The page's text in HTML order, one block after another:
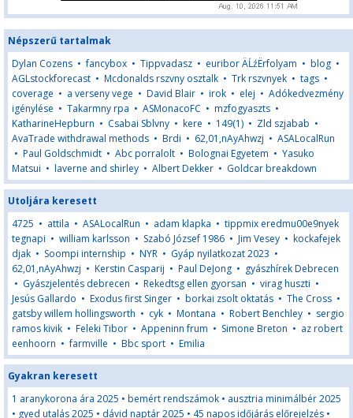
Népszerű tartalmak
Dylan Cozens •fancybox • Tippvadasz • euribor ÄĹźËrfolyam • blog •
AGLstockforecast • Mcdonalds rszvny osztalk • Trk rszvnyek • tags •
coverage • a verseny vege • David Blair • irok • elej • Adókedvezmény
igénylése • Takarmny rpa • ASMonacoFC • mzfogyaszts •
KatharineHepburn • Csabai Sblvny • kere • 149(1) • Zld szjabab •
AvaTrade withdrawal methods • Brdi • 62,01,nAyAhwzj • ASALocalRun
• Paul Goldschmidt • Abc porralolt • Bolognai Egyetem • Yasuko
Matsui • laverne and shirley • Albert Dekker • Goldcar breakdown
Utoljára keresett
4725 • attila • ASALocalRun • adam klapka • tippmix eredmu00e9nyek
tegnapi • william karlsson • Szabó József 1986 • Jim Vesey • kockafejek
djak • Soompi internship • NYR • Gyáp nyilatkozat 2023 •
62,01,nAyAhwzj • Kerstin Casparij • Paul DeJong • gyászhírek Debrecen
• Gyászjelentés debrecen • Rekedtsg ellen gyorsan • virag huszti •
Jesús Gallardo • Exodus first Singer • borkai zsolt oktatás • The Cross •
gatsby willem hollingsworth • cyk • Montana • Robert Benchley • sergio
ramos kivik • Feleki Tibor • Appeninn frum • Simone Breton • az robert
eenhoorn •farmville • Bbc sport • Emilia
Gyakran keresett
1 aranykorona ára 2025 • bemért rendszámok • ausztria minimálbér 2025
• gyed utalás 2025 • dávid naptár 2025 • 45 napos időjárás előrejelzés •